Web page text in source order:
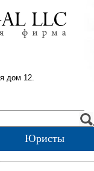
дом 12.
Юристы